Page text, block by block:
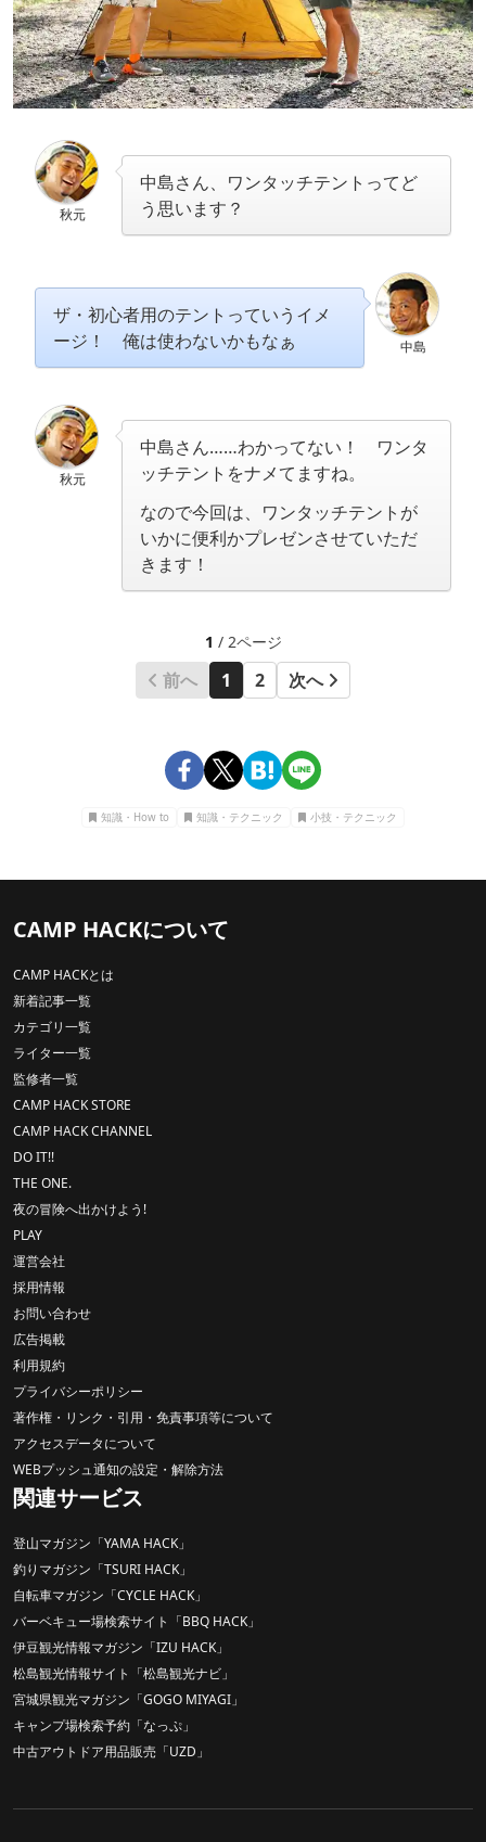
秋元
中島さん、ワンタッチテントってど
う思います？
中島
ザ・初心者用のテントっていうイメ
ージ！ 俺は使わないかもなぁ
秋元
中島さん……わかってない！ ワンタ
ッチテントをナメてますね。
なので今回は、ワンタッチテントが
いかに便利かプレゼンさせていただ
きます！
1 / 2ページ
前へ 1 2 次へ
知識・How to 知識・テクニック 小技・テクニック
CAMP HACKについて
CAMP HACKとは
新着記事一覧
カテゴリ一覧
ライター一覧
監修者一覧
CAMP HACK STORE
CAMP HACK CHANNEL
DO IT!!
THE ONE.
夜の冒険へ出かけよう!
PLAY
運営会社
採用情報
お問い合わせ
広告掲載
利用規約
プライバシーポリシー
著作権・リンク・引用・免責事項等について
アクセスデータについて
WEBプッシュ通知の設定・解除方法
関連サービス
登山マガジン「YAMA HACK」
釣りマガジン「TSURI HACK」
自転車マガジン「CYCLE HACK」
バーベキュー場検索サイト「BBQ HACK」
伊豆観光情報マガジン「IZU HACK」
松島観光情報サイト「松島観光ナビ」
宮城県観光マガジン「GOGO MIYAGI」
キャンプ場検索予約「なっぷ」
中古アウトドア用品販売「UZD」